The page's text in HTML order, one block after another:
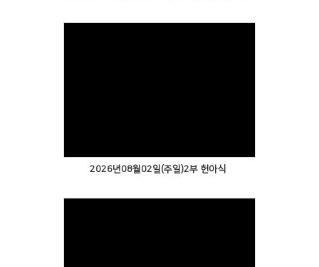
2026년08월02일(주일)2부 헌아식